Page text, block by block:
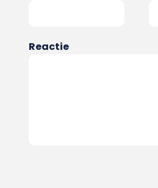
Reactie